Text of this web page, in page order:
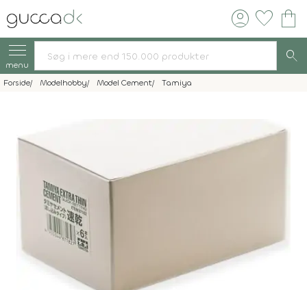
account_circle favorite shopping_bag
menu search
Forside Modelhobby Model Cement Tamiya